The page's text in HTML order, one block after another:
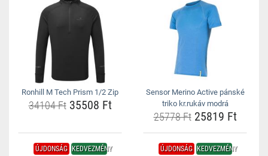
Ronhill M Tech Prism 1/2 Zip
34104 Ft35508 Ft
Sensor Merino Active pánské
triko kr.rukáv modrá
25778 Ft25819 Ft
ÚJDONSÁG KEDVEZMÉNY ÚJDONSÁG KEDVEZMÉNY